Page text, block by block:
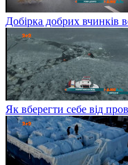
Добірка добрих вчинків
Як вберегти себе від